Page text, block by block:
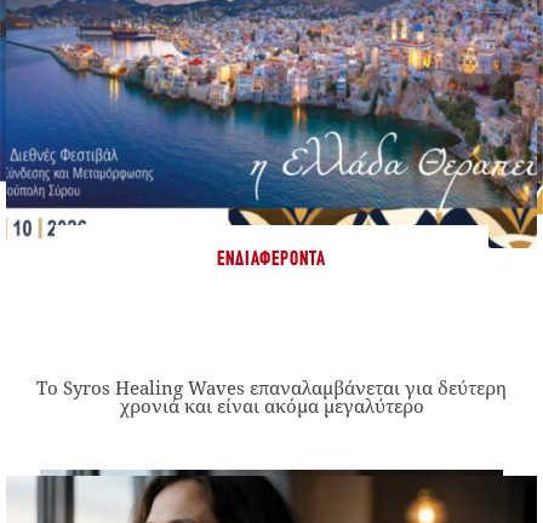
ΕΝΔΙΑΦΈΡΟΝΤΑ
Το Syros Healing Waves επαναλαμβάνεται για δεύτερη
χρονιά και είναι ακόμα μεγαλύτερο